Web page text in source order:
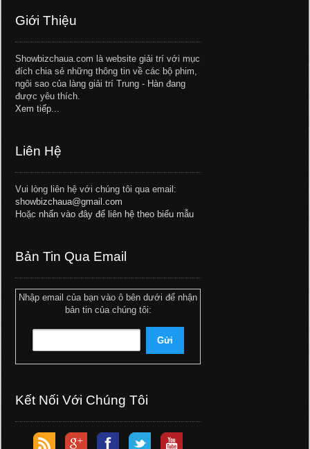
Giới Thiệu
Showbizchaua.com là website giải trí với mục
đích chia sẻ những thông tin về các bộ phim,
ngôi sao của làng giải trí Trung - Hàn đang
được yêu thích.
Xem tiếp...
Liên Hệ
Vui lòng liên hệ với chúng tôi qua email:
showbizchaua@gmail.com
Hoặc nhấn vào đây để liên hệ theo biểu mẫu
Bản Tin Qua Email
Nhập email của bạn vào ô bên dưới để nhận
bản tin của chúng tôi:
Kết Nối Với Chúng Tôi